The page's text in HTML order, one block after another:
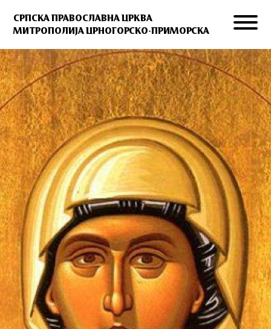
СРПСКА ПРАВОСЛАВНА ЦРКВА
МИТРОПОЛИЈА ЦРНОГОРСКО-ПРИМОРСКА